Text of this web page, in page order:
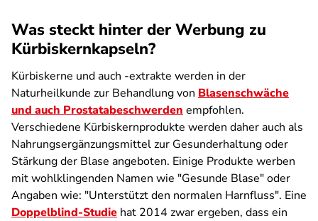
Was steckt hinter der Werbung zu
Kürbiskernkapseln?
Kürbiskerne und auch -extrakte werden in der
Naturheilkunde zur Behandlung von Blasenschwäche
und auch Prostata­beschwerden empfohlen.
Verschiedene Kürbiskern­produkte werden daher auch als
Nahrungsergänzungsmittel zur Gesunderhaltung oder
Stärkung der Blase angeboten. Einige Produkte werben
mit wohlklingenden Namen wie "Gesunde Blase" oder
Angaben wie: "Unterstützt den normalen Harnfluss". Eine
Doppelblind-Studie hat 2014 zwar ergeben, dass ein